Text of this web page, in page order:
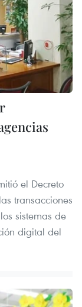
el Decreto
transacciones
sistemas de
digital del